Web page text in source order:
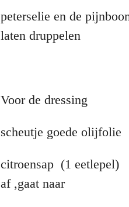
peterselie en de
laten druppelen
Voor de dressing
scheutje goede olijfolie
citroensap (1 eetlepel)
af ,gaat naar